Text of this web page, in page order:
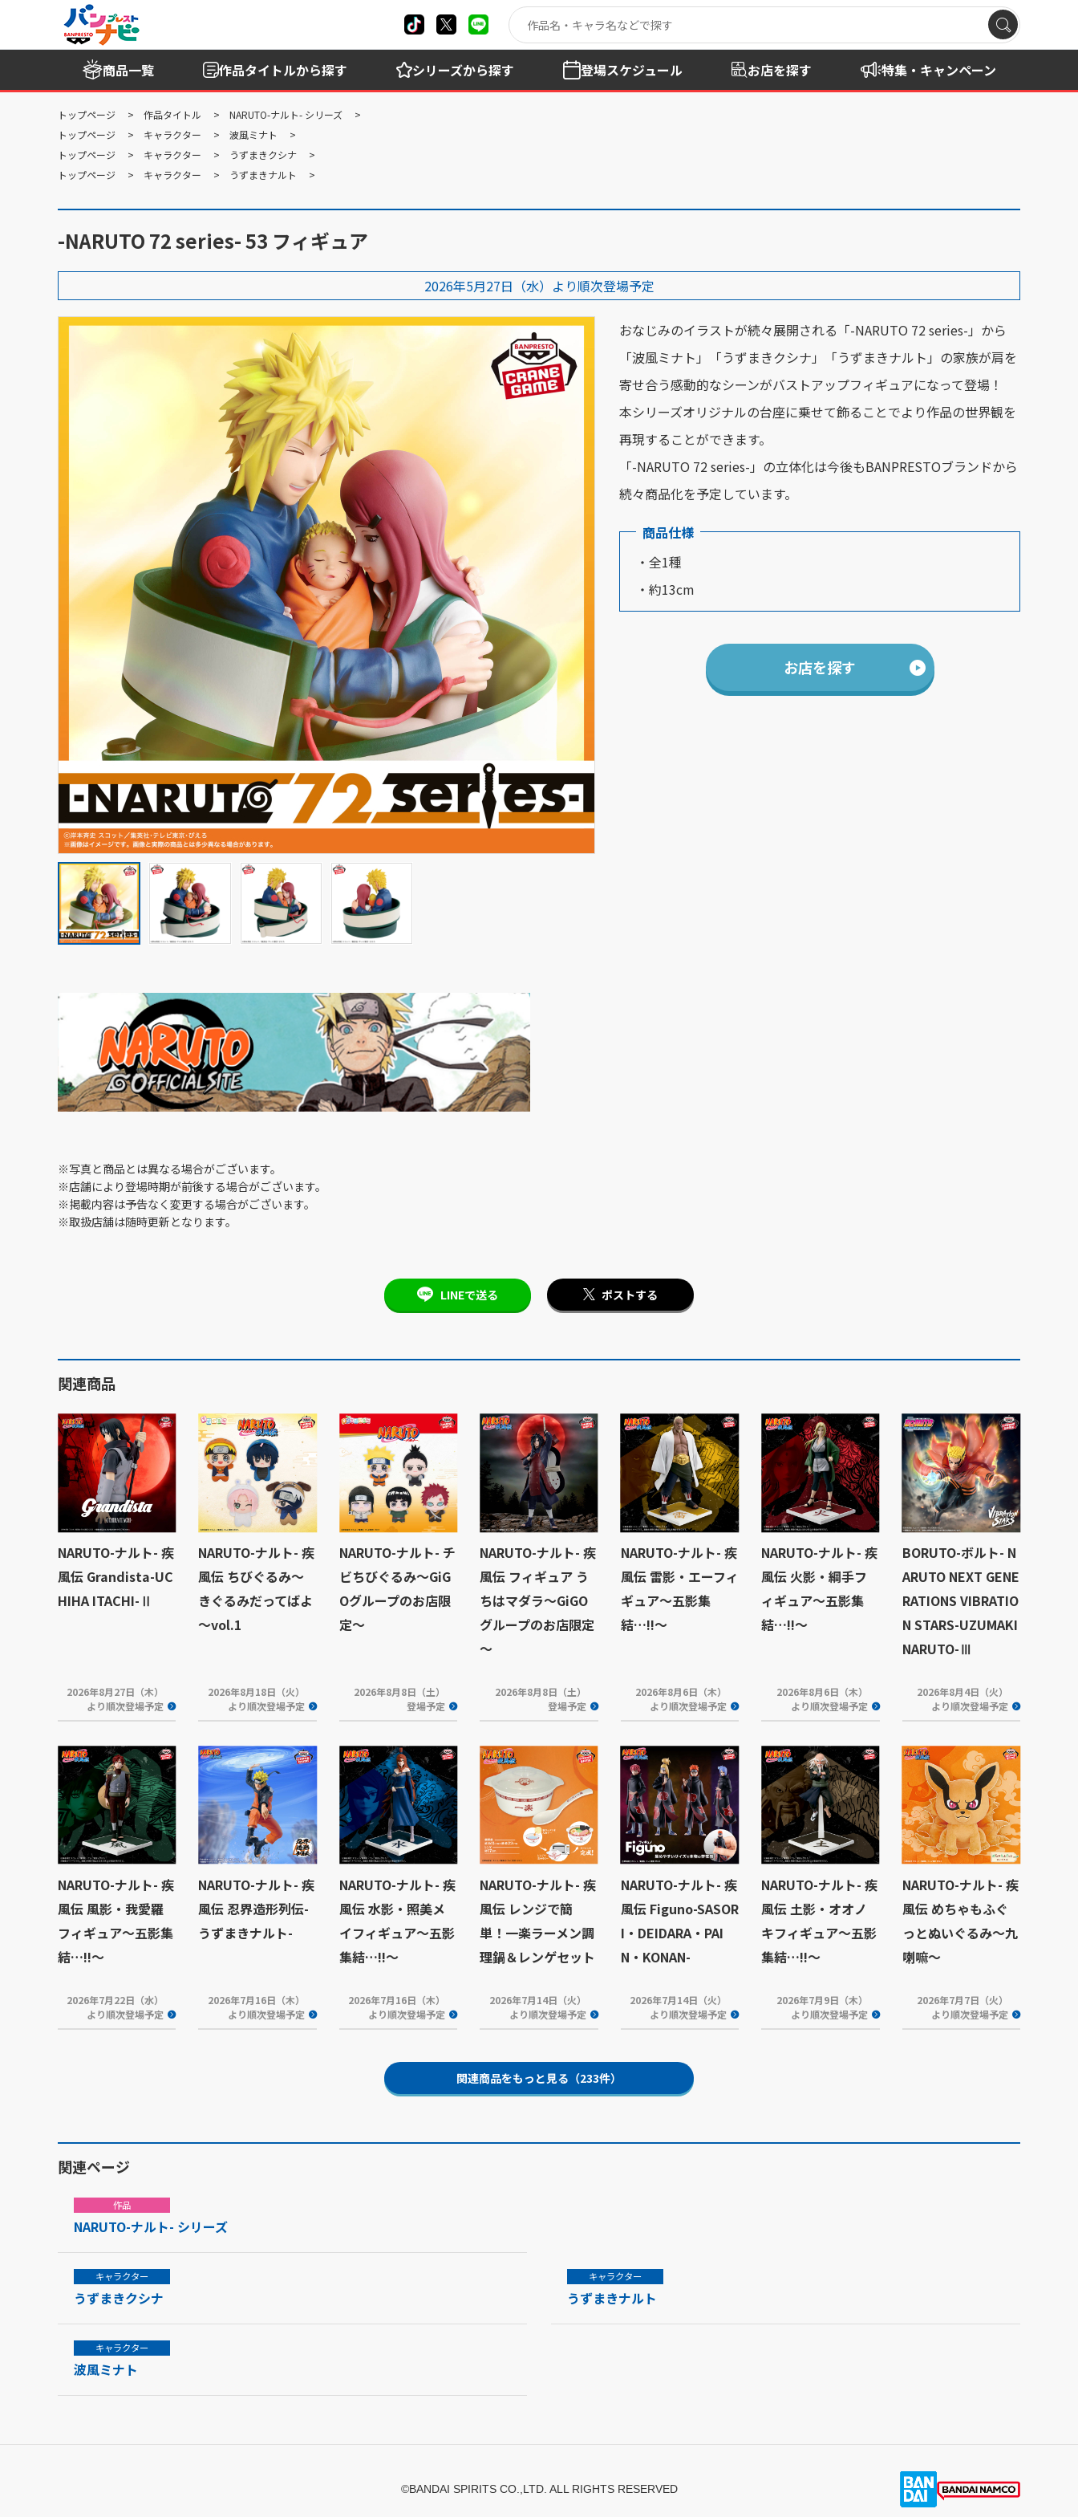
商品一覧 作品タイトルから探す シリーズから探す 登場スケジュール お店を探す 特集・キャンペーン
トップページ 作品タイトル
NARUTO-ナルト- シリーズ
トップページ
キャラクター
波風ミナト
トップページ
キャラクター
うずまきクシナ
トップページ
キャラクター うずまきナルト
-NARUTO 72 series- 53 フィギュア
2026年5月27日（水）より順次登場予定
おなじみのイラストが続々展開される「-NARUTO 72 series-」から
「波風ミナト」「うずまきクシナ」「うずまきナルト」の家族が肩を
寄せ合う感動的なシーンがバストアップフィギュアになって登場！
本シリーズオリジナルの台座に乗せて飾ることでより作品の世界観を
再現することができます。
「-NARUTO 72 series-」の立体化は今後もBANPRESTOブランドから
続々商品化を予定しています。
商品仕様
・全1種
・約13cm
お店を探す
※写真と商品とは異なる場合がございます。
※店舗により登場時期が前後する場合がございます。
※掲載内容は予告なく変更する場合がございます。
※取扱店舗は随時更新となります。
LINEで送る ポストする
関連商品
NARUTO-ナルト- 疾
風伝 Grandista-UC
HIHA ITACHI-Ⅱ
2026年8月27日（木）
より順次登場予定
NARUTO-ナルト- 疾
風伝 ちびぐるみ～
きぐるみだってばよ
～vol.1
2026年8月18日（火）
より順次登場予定
NARUTO-ナルト- チ
ビちびぐるみ〜GiG
Oグループのお店限
定〜
2026年8月8日（土）
登場予定
NARUTO-ナルト- 疾
風伝 フィギュア う
ちはマダラ～GiGO
グループのお店限定
～
2026年8月8日（土）
登場予定
NARUTO-ナルト- 疾
風伝 雷影・エーフィ
ギュア～五影集
結…!!～
2026年8月6日（木）
より順次登場予定
NARUTO-ナルト- 疾
風伝 火影・綱手フ
ィギュア～五影集
結…!!～
2026年8月6日（木）
より順次登場予定
BORUTO-ボルト- N
ARUTO NEXT GENE
RATIONS VIBRATIO
N STARS-UZUMAKI
NARUTO-Ⅲ
2026年8月4日（火）
より順次登場予定
NARUTO-ナルト- 疾
風伝 風影・我愛羅
フィギュア～五影集
結…!!～
2026年7月22日（水）
より順次登場予定
NARUTO-ナルト- 疾
風伝 忍界造形列伝-
うずまきナルト-
2026年7月16日（木）
より順次登場予定
NARUTO-ナルト- 疾
風伝 水影・照美メ
イフィギュア～五影
集結…!!～
2026年7月16日（木）
より順次登場予定
NARUTO-ナルト- 疾
風伝 レンジで簡
単！一楽ラーメン調
理鍋＆レンゲセット
2026年7月14日（火）
より順次登場予定
NARUTO-ナルト- 疾
風伝 Figuno-SASOR
I・DEIDARA・PAI
N・KONAN-
2026年7月14日（火）
より順次登場予定
NARUTO-ナルト- 疾
風伝 土影・オオノ
キフィギュア～五影
集結…!!～
2026年7月9日（木）
より順次登場予定
NARUTO-ナルト- 疾
風伝 めちゃもふぐ
っとぬいぐるみ～九
喇嘛～
2026年7月7日（火）
より順次登場予定
関連商品をもっと見る（233件）
関連ページ
作品
NARUTO-ナルト- シリーズ
キャラクター
うずまきクシナ
キャラクター
うずまきナルト
キャラクター
波風ミナト
©BANDAI SPIRITS CO.,LTD. ALL RIGHTS RESERVED